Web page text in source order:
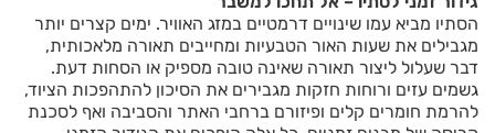
הסתיו מביא עמו שינויים דרמטיים במזג האוויר. ימים קצרים יותר
מגבילים את שעות האור הטבעיות ומחייבים תאורה מלאכותית,
דבר שעלול ליצור תאורה שאינה טובה מספיק או הסחות דעת.
גשמים עזים ורוחות חזקות מגבירים את הסיכון להתהפכות הציוד,
להרמת חומרים קלים ופיזורם ברחבי האתר והסביבה ואף לסכנת